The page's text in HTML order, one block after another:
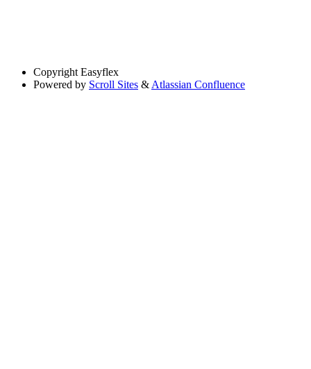
Copyright Easyflex
Powered by Scroll Sites & Atlassian Confluence